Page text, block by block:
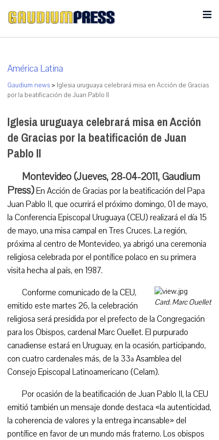
América Latina
Gaudium news > Iglesia uruguaya celebrará misa en Acción de Gracias
por la beatificación de Juan Pablo II
Iglesia uruguaya celebrará misa en Acción
de Gracias por la beatificación de Juan
Pablo II
Montevideo (Jueves, 28-04-2011, Gaudium
Press)En Acción de Gracias por la beatificación del Papa
Juan Pablo II, que ocurrirá el próximo domingo, 01 de mayo,
la Conferencia Episcopal Uruguaya (CEU) realizará el día 15
de mayo, una misa campal en Tres Cruces. La región,
próxima al centro de Montevideo, ya abrigó una ceremonia
religiosa celebrada por el pontífice polaco en su primera
visita hecha al país, en 1987.
Card. Marc Ouellet
Conforme comunicado de la CEU,
emitido este martes 26, la celebración
religiosa será presidida por el prefecto de la Congregación
para los Obispos, cardenal Marc Ouellet. El purpurado
canadiense estará en Uruguay, en la ocasión, participando,
con cuatro cardenales más, de la 33ª Asamblea del
Consejo Episcopal Latinoamericano (Celam).
Por ocasión de la beatificación de Juan Pablo II, la CEU
emitió también un mensaje donde destaca «la autenticidad,
la coherencia de valores y la entrega incansable» del
pontífice en favor de un mundo más fraterno. Los obispos